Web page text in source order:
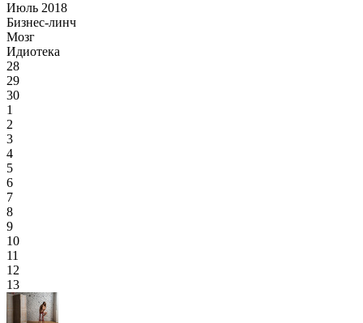
Июль 2018
Бизнес-линч
Мозг
Идиотека
28
29
30
1
2
3
4
5
6
7
8
9
10
11
12
13